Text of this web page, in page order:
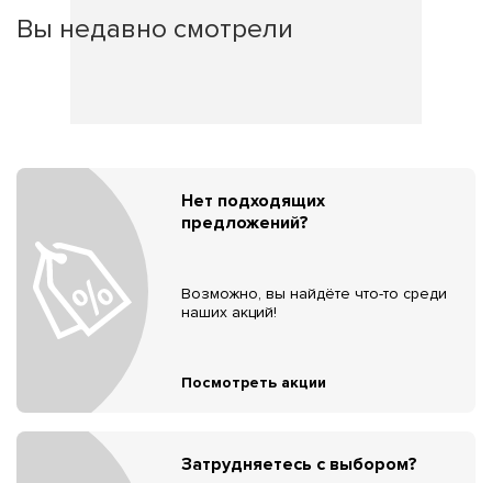
Вы недавно смотрели
Нет подходящих
предложений?
Возможно, вы найдёте что-то среди
наших акций!
Посмотреть акции
Затрудняетесь с выбором?